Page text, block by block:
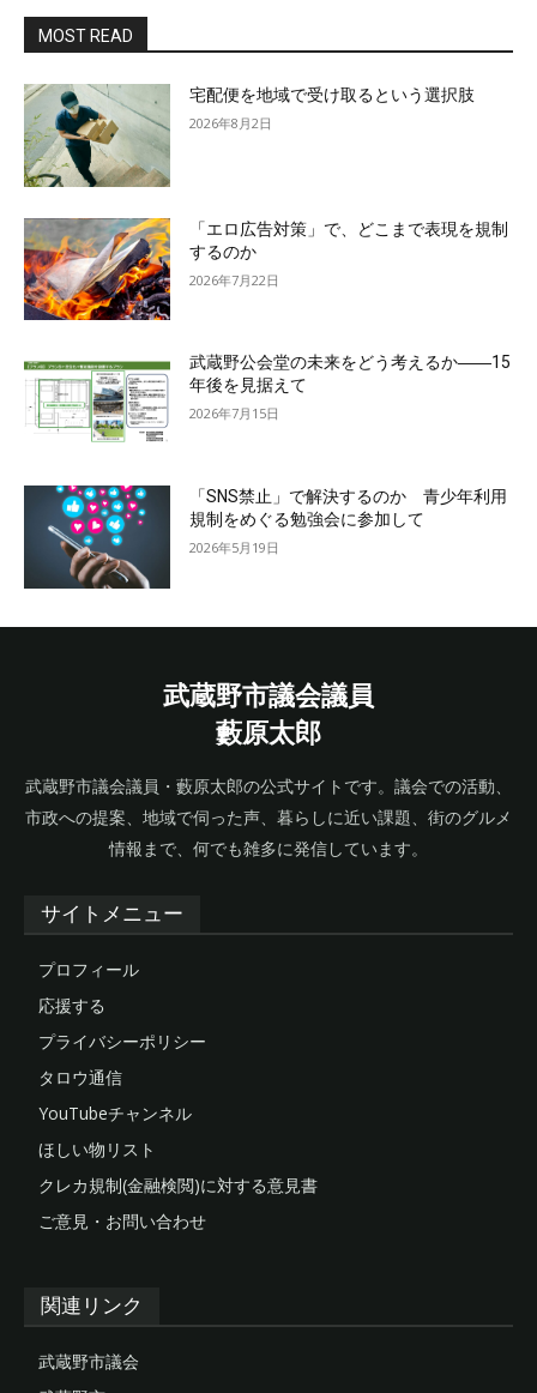
MOST READ
宅配便を地域で受け取るという選択肢
2026年8月2日
「エロ広告対策」で、どこまで表現を規制
するのか
2026年7月22日
武蔵野公会堂の未来をどう考えるか――15
年後を見据えて
2026年7月15日
「SNS禁止」で解決するのか 青少年利用
規制をめぐる勉強会に参加して
2026年5月19日
武蔵野市議会議員
藪原太郎
武蔵野市議会議員・藪原太郎の公式サイトです。議会での活動、
市政への提案、地域で伺った声、暮らしに近い課題、街のグルメ
情報まで、何でも雑多に発信しています。
サイトメニュー
プロフィール
応援する
プライバシーポリシー
タロウ通信
YouTubeチャンネル
ほしい物リスト
クレカ規制(金融検閲)に対する意見書
ご意見・お問い合わせ
関連リンク
武蔵野市議会